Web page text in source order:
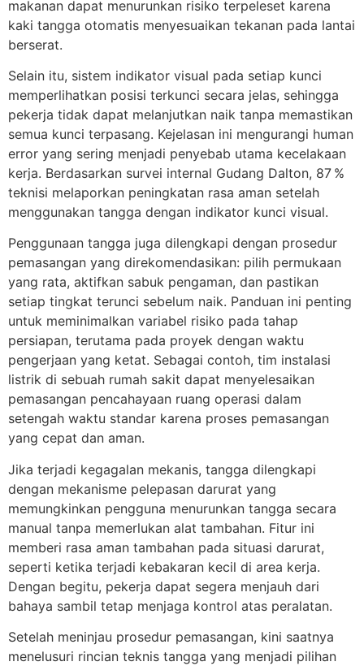
makanan dapat menurunkan risiko terpeleset karena
kaki tangga otomatis menyesuaikan tekanan pada lantai
berserat.
Selain itu, sistem indikator visual pada setiap kunci
memperlihatkan posisi terkunci secara jelas, sehingga
pekerja tidak dapat melanjutkan naik tanpa memastikan
semua kunci terpasang. Kejelasan ini mengurangi human
error yang sering menjadi penyebab utama kecelakaan
kerja. Berdasarkan survei internal Gudang Dalton, 87 %
teknisi melaporkan peningkatan rasa aman setelah
menggunakan tangga dengan indikator kunci visual.
Penggunaan tangga juga dilengkapi dengan prosedur
pemasangan yang direkomendasikan: pilih permukaan
yang rata, aktifkan sabuk pengaman, dan pastikan
setiap tingkat terunci sebelum naik. Panduan ini penting
untuk meminimalkan variabel risiko pada tahap
persiapan, terutama pada proyek dengan waktu
pengerjaan yang ketat. Sebagai contoh, tim instalasi
listrik di sebuah rumah sakit dapat menyelesaikan
pemasangan pencahayaan ruang operasi dalam
setengah waktu standar karena proses pemasangan
yang cepat dan aman.
Jika terjadi kegagalan mekanis, tangga dilengkapi
dengan mekanisme pelepasan darurat yang
memungkinkan pengguna menurunkan tangga secara
manual tanpa memerlukan alat tambahan. Fitur ini
memberi rasa aman tambahan pada situasi darurat,
seperti ketika terjadi kebakaran kecil di area kerja.
Dengan begitu, pekerja dapat segera menjauh dari
bahaya sambil tetap menjaga kontrol atas peralatan.
Setelah meninjau prosedur pemasangan, kini saatnya
menelusuri rincian teknis tangga yang menjadi pilihan